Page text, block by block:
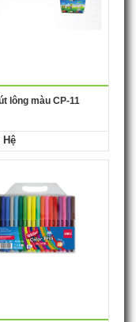
lông màu CP-11
Hệ